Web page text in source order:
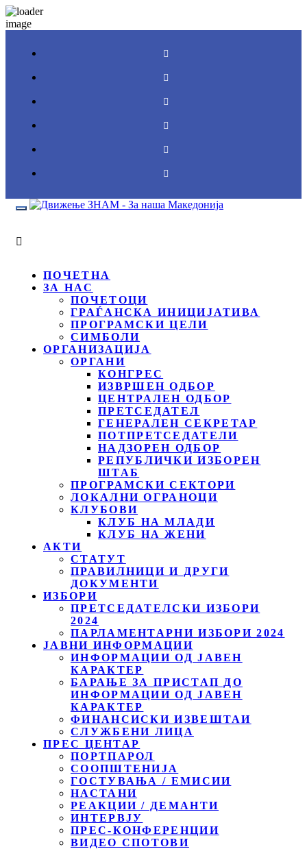
Toggle
ПОЧЕТНА
ЗА НАС
ПОЧЕТОЦИ
ГРАЃАНСКА ИНИЦИЈАТИВА
ПРОГРАМСКИ ЦЕЛИ
СИМБОЛИ
ОРГАНИЗАЦИЈА
ОРГАНИ
КОНГРЕС
ИЗВРШЕН ОДБОР
ЦЕНТРАЛЕН ОДБОР
ПРЕТСЕДАТЕЛ
ГЕНЕРАЛЕН СЕКРЕТАР
ПОТПРЕТСЕДАТЕЛИ
НАДЗОРЕН ОДБОР
РЕПУБЛИЧКИ ИЗБОРЕН
ШТАБ
ПРОГРАМСКИ СЕКТОРИ
ЛОКАЛНИ ОГРАНОЦИ
КЛУБОВИ
КЛУБ НА МЛАДИ
КЛУБ НА ЖЕНИ
АКТИ
СТАТУТ
ПРАВИЛНИЦИ И ДРУГИ
ДОКУМЕНТИ
ИЗБОРИ
ПРЕТСЕДАТЕЛСКИ ИЗБОРИ
2024
ПАРЛАМЕНТАРНИ ИЗБОРИ 2024
ЈАВНИ ИНФОРМАЦИИ
ИНФОРМАЦИИ ОД ЈАВЕН
КАРАКТЕР
БАРАЊЕ ЗА ПРИСТАП ДО
ИНФОРМАЦИИ ОД ЈАВЕН
КАРАКТЕР
ФИНАНСИСКИ ИЗВЕШТАИ
СЛУЖБЕНИ ЛИЦА
ПРЕС ЦЕНТАР
ПОРТПАРОЛ
СООПШТЕНИЈА
ГОСТУВАЊА / ЕМИСИИ
НАСТАНИ
РЕАКЦИИ / ДЕМАНТИ
ИНТЕРВЈУ
ПРЕС-КОНФЕРЕНЦИИ
ВИДЕО СПОТОВИ